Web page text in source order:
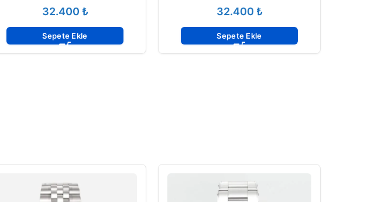
MEKANİZMA 2836
₺
Sepete Ekle
Dial Eta Swiss klon mekanizma
₺
Sepete Ekle